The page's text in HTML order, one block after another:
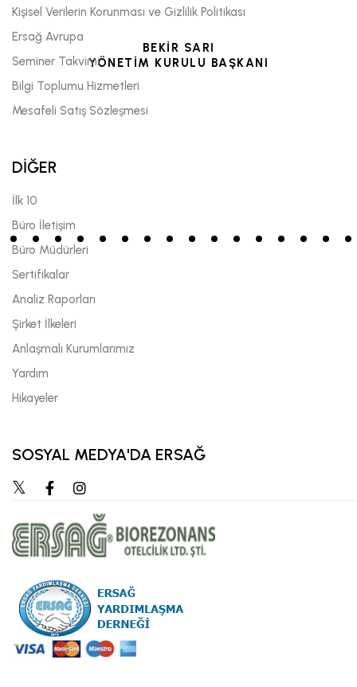
BEKİR SARI
YÖNETİM KURULU BAŞKANI
Kişisel Verilerin Korunması ve Gizlilik Politikası
Ersağ Avrupa
Seminer Takvimi
Bilgi Toplumu Hizmetleri
Mesafeli Satış Sözleşmesi
DİĞER
İlk 10
Büro İletişim
Büro Müdürleri
Sertifikalar
Analiz Raporları
Şirket İlkeleri
Anlaşmalı Kurumlarımız
Yardım
Hikayeler
SOSYAL MEDYA'DA ERSAĞ